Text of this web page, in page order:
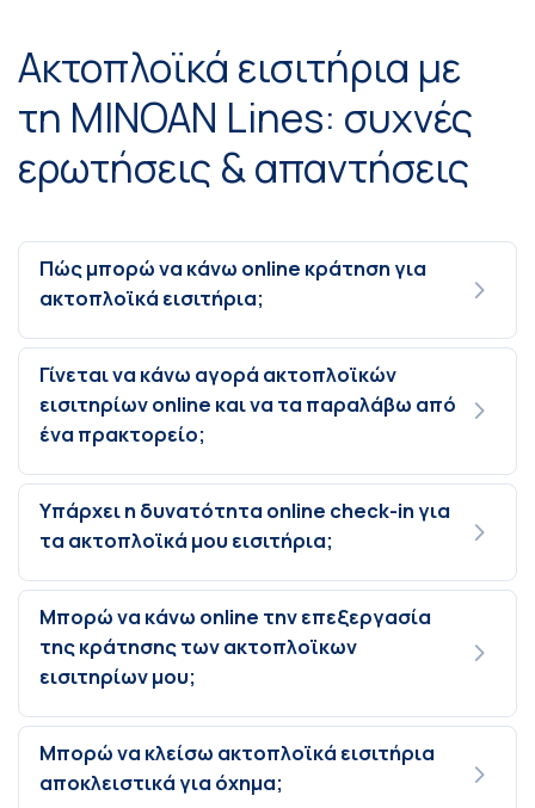
Ακτοπλοϊκά εισιτήρια με
τη MINOAN Lines: συχνές
ερωτήσεις & απαντήσεις
Πώς μπορώ να κάνω online κράτηση για
ακτοπλοϊκά εισιτήρια;
Γίνεται να κάνω αγορά ακτοπλοϊκών
εισιτηρίων online και να τα παραλάβω από
ένα πρακτορείο;
Υπάρχει η δυνατότητα online check-in για
τα ακτοπλοϊκά μου εισιτήρια;
Μπορώ να κάνω online την επεξεργασία
της κράτησης των ακτοπλοϊκων
εισιτηρίων μου;
Μπορώ να κλείσω ακτοπλοϊκά εισιτήρια
αποκλειστικά για όχημα;